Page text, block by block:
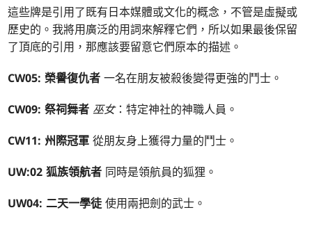
這些牌是引用了既有日本媒體或文化的概念，不管是虛擬或
歷史的。我將用廣泛的用詞來解釋它們，所以如果最後保留
了頂底的引用，那應該要留意它們原本的描述。
CW05: 榮譽復仇者 一名在朋友被殺後變得更強的鬥士。
CW09: 祭祠舞者 巫女：特定神社的神職人員。
CW11: 州際冠軍 從朋友身上獲得力量的鬥士。
UW:02 狐族領航者 同時是領航員的狐狸。
UW04: 二天一學徒 使用兩把劍的武士。